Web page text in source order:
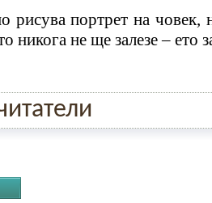
рисува портрет на човек,
никога не ще залезе – ето